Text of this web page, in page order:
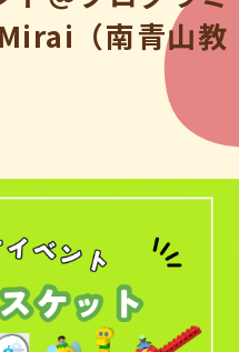
（南青山教